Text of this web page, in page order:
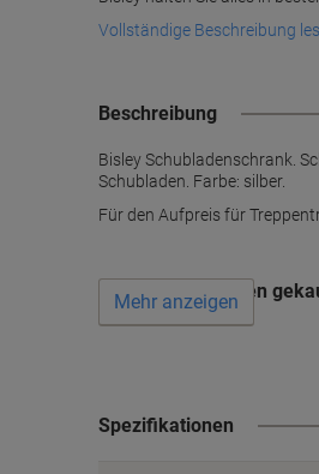
Vollständige Beschreibung
Beschreibung
Bisley Schubladenschrank.
Schubladen. Farbe: silber.
Für den Aufpreis für
Wird oft zusammen
Mehr anzeigen
Spezifikationen